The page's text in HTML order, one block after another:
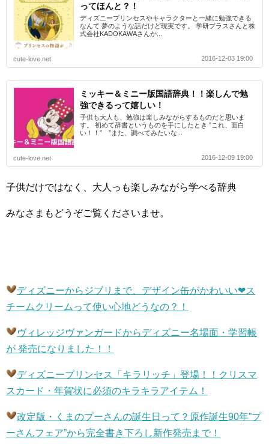
ってほんと？！
ディズニープリンセスやキャラクターと一緒に勉強できる
なんて 夢のような話だけど現実です。 学研プラスさんと株
式会社KADOKAWAさんか...
cute-love.net 2016-12-03 19:00
ミッキー＆ミニー版国語辞典！！楽しんで勉
強できるって嬉しい！
子供も大人も、勉強は楽しみながらするものだと思いま
す。 初めて辞書というものを手にしたとき ”これ、面白
い！！” ”また、調べてみたいな...
cute-love.net 2016-12-09 19:00
子供だけではなく、大人っも楽しみながら学べる辞典
みなさまもどうぞご覧くださいませ。
ディズニーからジブリまで、デザイン缶がかわいい❤︎ス
チームクリームって使い心地どうなの？！
ヴィレッジヴァンガードからディズニー名場面・学習帳
が 発売になりました！！
ディズニープリンセス「キラリッチ」登場！！クリスマ
スカード・年賀状に必須のキラキラアイテム！
改定版・くまのプーさんの誕生日って？原作誕生90年”プ
ーさんフェア”から完全書き下ろし新作発売まで！